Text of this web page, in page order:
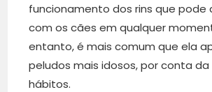
funcionamento dos rins que pode
com os cães em qualquer
entanto, é mais comum que ela
peludos mais idosos, por conta
hábitos.